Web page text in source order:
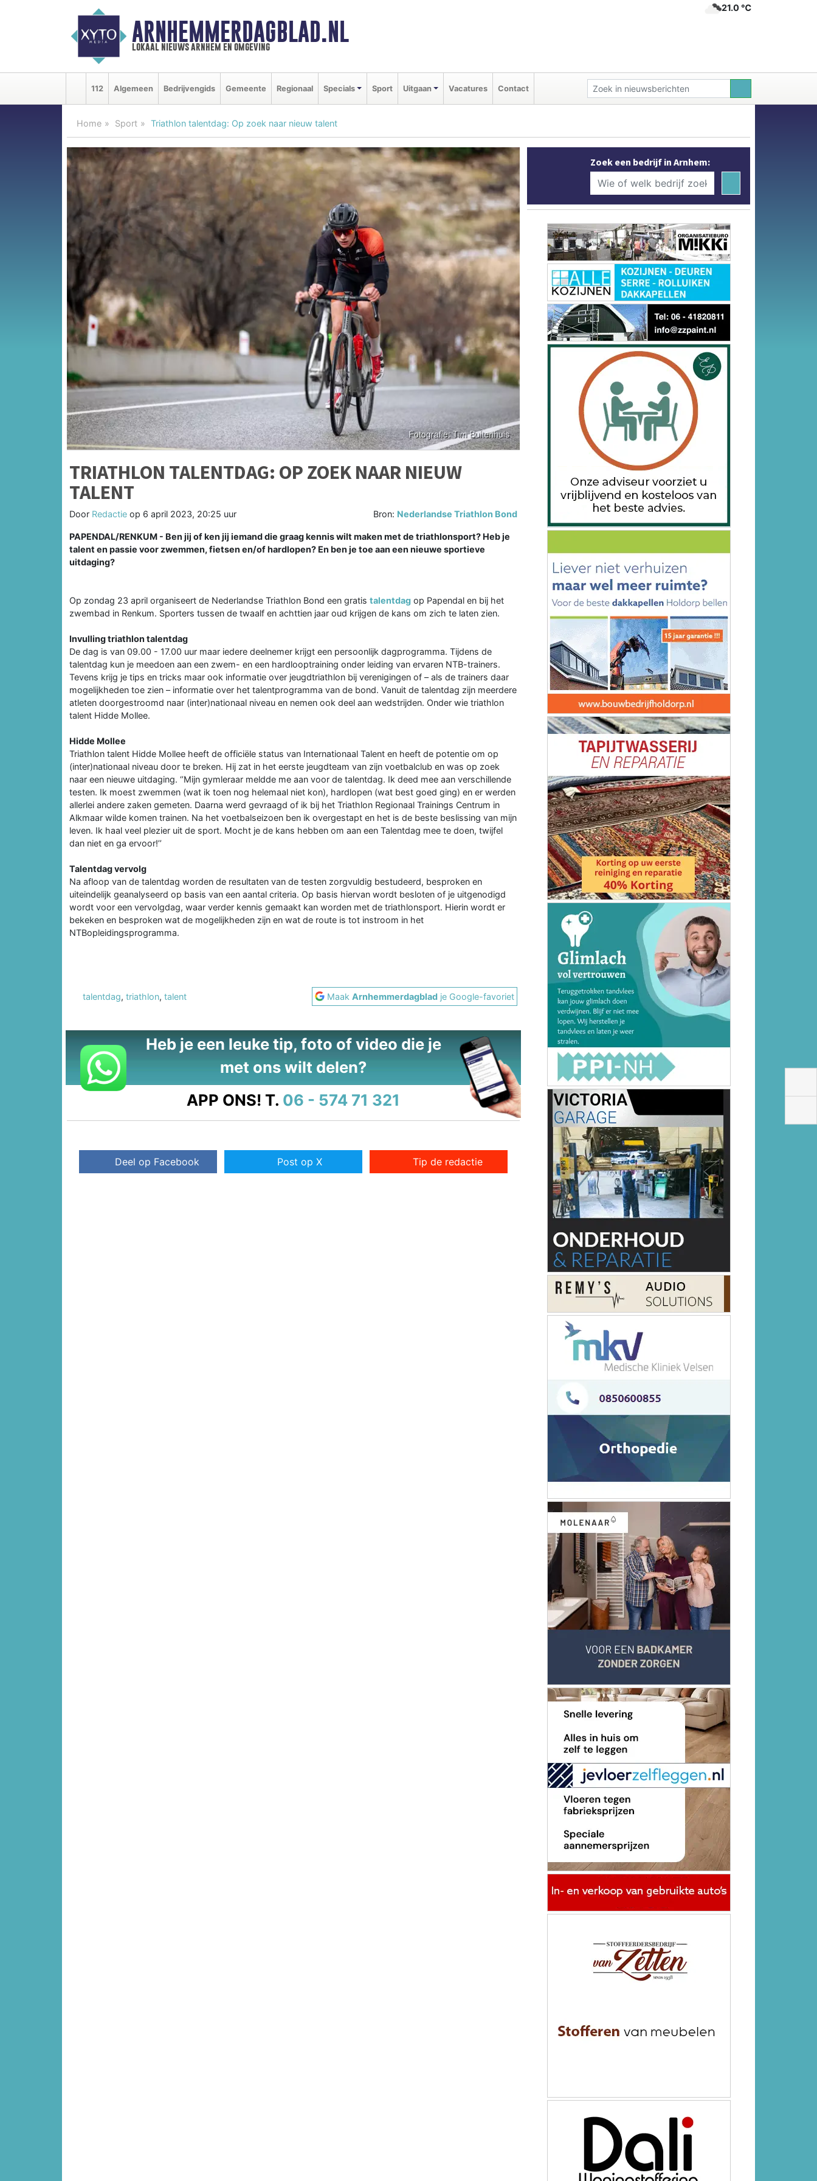
ARNHEMMERDAGBLAD.NL
lokaal nieuws arnhem en omgeving
21.0 ℃
112 Algemeen Bedrijvengids Gemeente Regionaal Specials Sport Uitgaan Vacatures Contact
Home Sport Triathlon talentdag: Op zoek naar nieuw talent
TRIATHLON TALENTDAG: OP ZOEK NAAR NIEUW
TALENT
Door Redactie op 6 april 2023, 20:25 uur Bron: Nederlandse Triathlon Bond
PAPENDAL/RENKUM - Ben jij of ken jij iemand die graag kennis wilt maken met de triathlonsport? Heb je
talent en passie voor zwemmen, fietsen en/of hardlopen? En ben je toe aan een nieuwe sportieve
uitdaging?
Op zondag 23 april organiseert de Nederlandse Triathlon Bond een gratis talentdag op Papendal en bij het
zwembad in Renkum. Sporters tussen de twaalf en achttien jaar oud krijgen de kans om zich te laten zien.
Invulling triathlon talentdag
De dag is van 09.00 - 17.00 uur maar iedere deelnemer krijgt een persoonlijk dagprogramma. Tijdens de
talentdag kun je meedoen aan een zwem- en een hardlooptraining onder leiding van ervaren NTB-trainers.
Tevens krijg je tips en tricks maar ook informatie over jeugdtriathlon bij verenigingen of – als de trainers daar
mogelijkheden toe zien – informatie over het talentprogramma van de bond. Vanuit de talentdag zijn meerdere
atleten doorgestroomd naar (inter)nationaal niveau en nemen ook deel aan wedstrijden. Onder wie triathlon
talent Hidde Mollee.
Hidde Mollee
Triathlon talent Hidde Mollee heeft de officiële status van Internationaal Talent en heeft de potentie om op
(inter)nationaal niveau door te breken. Hij zat in het eerste jeugdteam van zijn voetbalclub en was op zoek
naar een nieuwe uitdaging. ‘’Mijn gymleraar meldde me aan voor de talentdag. Ik deed mee aan verschillende
testen. Ik moest zwemmen (wat ik toen nog helemaal niet kon), hardlopen (wat best goed ging) en er werden
allerlei andere zaken gemeten. Daarna werd gevraagd of ik bij het Triathlon Regionaal Trainings Centrum in
Alkmaar wilde komen trainen. Na het voetbalseizoen ben ik overgestapt en het is de beste beslissing van mijn
leven. Ik haal veel plezier uit de sport. Mocht je de kans hebben om aan een Talentdag mee te doen, twijfel
dan niet en ga ervoor!’’
Talentdag vervolg
Na afloop van de talentdag worden de resultaten van de testen zorgvuldig bestudeerd, besproken en
uiteindelijk geanalyseerd op basis van een aantal criteria. Op basis hiervan wordt besloten of je uitgenodigd
wordt voor een vervolgdag, waar verder kennis gemaakt kan worden met de triathlonsport. Hierin wordt er
bekeken en besproken wat de mogelijkheden zijn en wat de route is tot instroom in het
NTBopleidingsprogramma.
talentdag, triathlon, talent MaakArnhemmerdagblad je Google-favoriet
Heb je een leuke tip, foto of video die je
met ons wilt delen?
APP ONS! T. 06 - 574 71 321
Deel op Facebook Post op X Tip de redactie
Zoek een bedrijf in Arnhem: